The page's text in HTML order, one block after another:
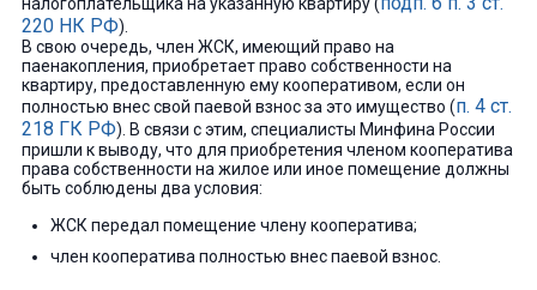
220 НК РФ).
В свою очередь, член ЖСК, имеющий право на
паенакопления, приобретает право собственности на
квартиру, предоставленную ему кооперативом, если он
полностью внес свой паевой взнос за это имущество (п. 4 ст.
218 ГК РФ). В связи с этим, специалисты Минфина России
пришли к выводу, что для приобретения членом кооператива
права собственности на жилое или иное помещение должны
быть соблюдены два условия:
ЖСК передал помещение члену кооператива;
член кооператива полностью внес паевой взнос.